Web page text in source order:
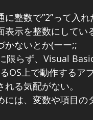
整数で”2”って入
表示を整数にして
かないとか(ーー;;
限らず、Visual
OS上で動作するア
る気配がない。
には、変数や項目